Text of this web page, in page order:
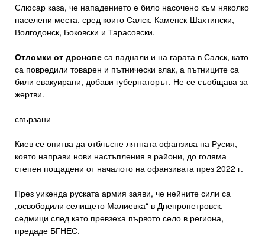
Слюсар каза, че нападението е било насочено към няколко
населени места, сред които Салск, Каменск-Шахтински,
Волгодонск, Боковски и Тарасовски.
Отломки от дронове са паднали и на гарата в Салск, като
са повредили товарен и пътнически влак, а пътниците са
били евакуирани, добави губернаторът. Не се съобщава за
жертви.
свързани
Киев се опитва да отблъсне лятната офанзива на Русия,
която направи нови настъпления в райони, до голяма
степен пощадени от началото на офанзивата през 2022 г.
През уикенда руската армия заяви, че нейните сили са
„освободили селището Малиевка“ в Днепропетровск,
седмици след като превзеха първото село в региона,
предаде БГНЕС.